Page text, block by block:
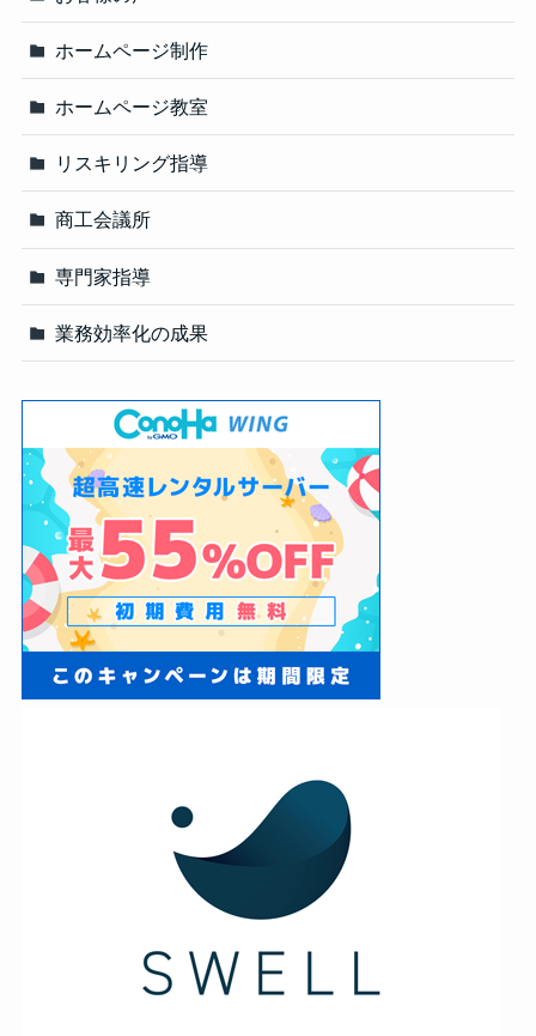
ホームページ制作
ホームページ教室
リスキリング指導
商工会議所
専門家指導
業務効率化の成果